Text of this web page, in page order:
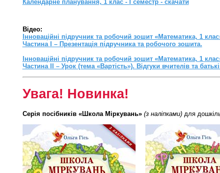
Календарне планування, 1 клас - I семестр - скачати
Відео:
Інноваційні підручник та робочий зошит «Математика, 1
Частина I – Презентація підручника та робочого зошита.
Інноваційні підручник та робочий зошит «Математика, 1
Частина II – Урок (тема «Вартість»). Відгуки вчителів та
Увага! Новинка!
Серія посібників «Школа Міркувань» (з наліпками)для